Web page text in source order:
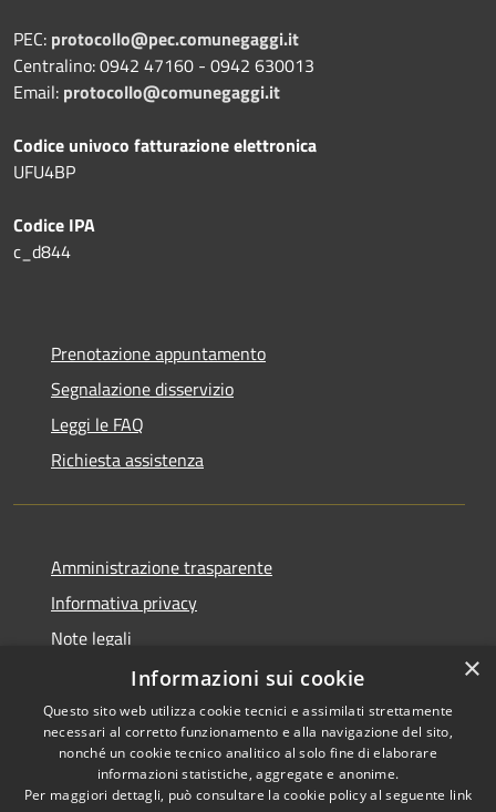
PEC: protocollo@pec.comunegaggi.it
Centralino: 0942 47160 - 0942 630013
Email: protocollo@comunegaggi.it
Codice univoco fatturazione elettronica
UFU4BP
Codice IPA
c_d844
Prenotazione appuntamento
Segnalazione disservizio
Leggi le FAQ
Richiesta assistenza
Amministrazione trasparente
Informativa privacy
Note legali
Dichiarazione di accessibilità
RSS
Copyright © 2026 • Comune di
×
Informazioni sui cookie
Questo sito web utilizza cookie tecnici e assimilati strettamente
necessari al corretto funzionamento e alla navigazione del sito,
nonché un cookie tecnico analitico al solo fine di elaborare
informazioni statistiche, aggregate e anonime.
Per maggiori dettagli, può consultare la cookie policy al seguente link